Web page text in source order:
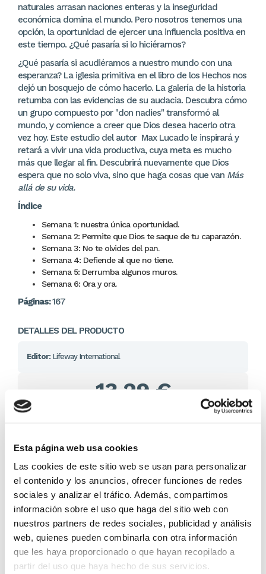
Esta página web usa cookies
Las cookies de este sitio web se usan para personalizar
el contenido y los anuncios, ofrecer funciones de redes
sociales y analizar el tráfico. Además, compartimos
información sobre el uso que haga del sitio web con
nuestros partners de redes sociales, publicidad y análisis
web, quienes pueden combinarla con otra información
que les haya proporcionado o que hayan recopilado a
partir del uso que haya hecho de sus servicios.
naturales arrasan naciones enteras y la inseguridad
económica domina el mundo. Pero nosotros tenemos una
opción, la oportunidad de ejercer una influencia positiva en
este tiempo. ¿Qué pasaría si lo hiciéramos?
¿Qué pasaría si acudiéramos a nuestro mundo con una
esperanza? La iglesia primitiva en el libro de los Hechos nos
dejó un bosquejo de cómo hacerlo. La galería de la historia
retumba con las evidencias de su audacia. Descubra cómo
un grupo compuesto por "don nadies" transformó al
mundo, y comience a creer que Dios desea hacerlo otra
vez hoy. Este estudio del autor Max Lucado le inspirará y
retará a vivir una vida productiva, cuya meta es mucho
más que llegar al fin. Descubrirá nuevamente que Dios
espera que no solo viva, sino que haga cosas que van Más
allá de su vida.
Índice
Semana 1: nuestra única oportunidad.
Semana 2: Permite que Dios te saque de tu caparazón.
Semana 3: No te olvides del pan.
Semana 4: Defiende al que no tiene.
Semana 5: Derrumba algunos muros.
Semana 6: Ora y ora.
Páginas:167
DETALLES DEL PRODUCTO
Editor: Lifeway International
13,29 €
Ahorras: 0,70 € (5%)
En stock(1 unidad)
*Ver condiciones de envío
Cantidad
Comprar ahora
Importante:Envío gratis a Península en pedidos de + 30€
(SIN IVA)